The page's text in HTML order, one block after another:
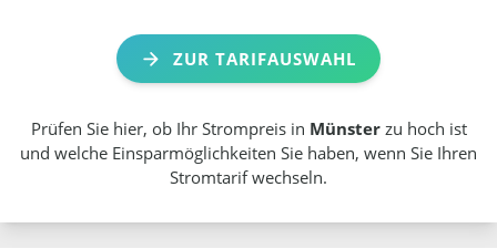
ZUR TARIFAUSWAHL
Prüfen Sie hier, ob Ihr Strompreis in Münsterzu hoch ist
und welche Einsparmöglichkeiten Sie haben, wenn Sie Ihren
Stromtarif wechseln.